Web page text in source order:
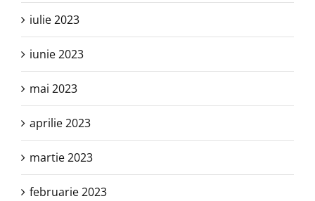
iulie 2023
iunie 2023
mai 2023
aprilie 2023
martie 2023
februarie 2023